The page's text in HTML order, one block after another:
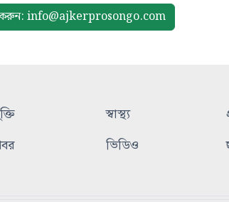
info@ajkerprosongo.com
স্বাস্থ্য
ভিডিও